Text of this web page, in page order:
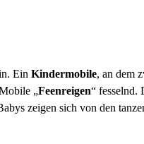
Ein Kindermobile, an dem
„Feenreigen“ fesselnd.
zeigen sich von den